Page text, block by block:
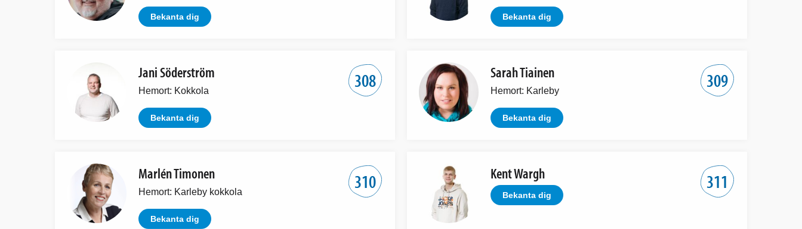
Bekanta dig Bekanta dig
308
Jani Söderström
Hemort: Kokkola
Bekanta dig
309
Sarah Tiainen
Hemort: Karleby
Bekanta dig
310
Marlén Timonen
Hemort: Karleby kokkola
Bekanta dig
311
Kent Wargh
Bekanta dig